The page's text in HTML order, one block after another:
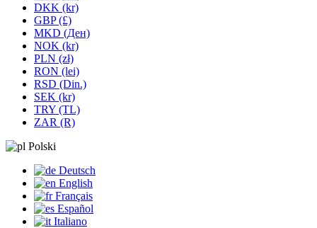
DKK (kr)
GBP (£)
MKD (Ден)
NOK (kr)
PLN (zł)
RON (lei)
RSD (Din.)
SEK (kr)
TRY (TL)
ZAR (R)
Polski
Deutsch
English
Français
Español
Italiano